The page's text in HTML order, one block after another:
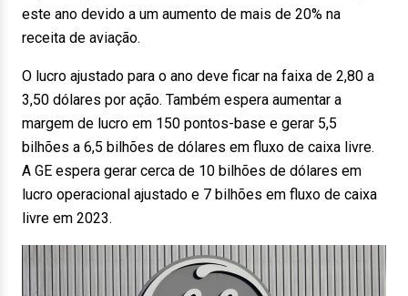
este ano devido a um aumento de mais de 20% na
receita de aviação.
O lucro ajustado para o ano deve ficar na faixa de 2,80 a
3,50 dólares por ação. Também espera aumentar a
margem de lucro em 150 pontos-base e gerar 5,5
bilhões a 6,5 bilhões de dólares em fluxo de caixa livre.
A GE espera gerar cerca de 10 bilhões de dólares em
lucro operacional ajustado e 7 bilhões em fluxo de caixa
livre em 2023.